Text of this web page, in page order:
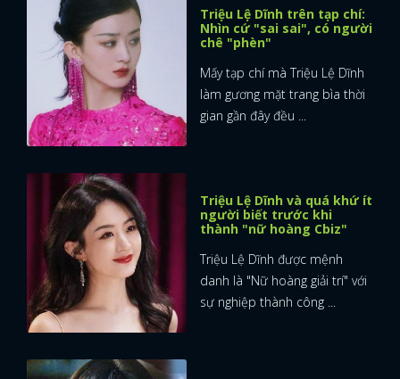
Triệu Lệ Dĩnh trên tạp chí:
Nhìn cứ "sai sai", có người
chê "phèn"
Mấy tạp chí mà Triệu Lệ Dĩnh
làm gương mặt trang bìa thời
gian gần đây đều ...
Triệu Lệ Dĩnh và quá khứ ít
người biết trước khi
thành "nữ hoàng Cbiz"
Triệu Lệ Dĩnh được mệnh
danh là "Nữ hoàng giải trí" với
sự nghiệp thành công ...